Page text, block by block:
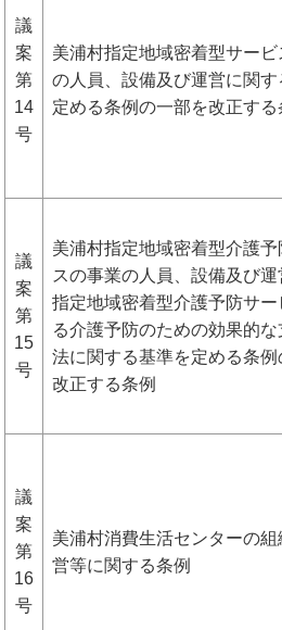
議
案
第
14
号
美浦村指定地域密着型サービ
の人員、設備及び運営に関す
定める条例の一部を改正する
議
案
第
15
号
美浦村指定地域密着型介護
スの事業の人員、設備及び運
指定地域密着型介護予防サ
る介護予防のための効果的
法に関する基準を定める条例
改正する条例
議
案
第
16
号
美浦村消費生活センターの組
営等に関する条例